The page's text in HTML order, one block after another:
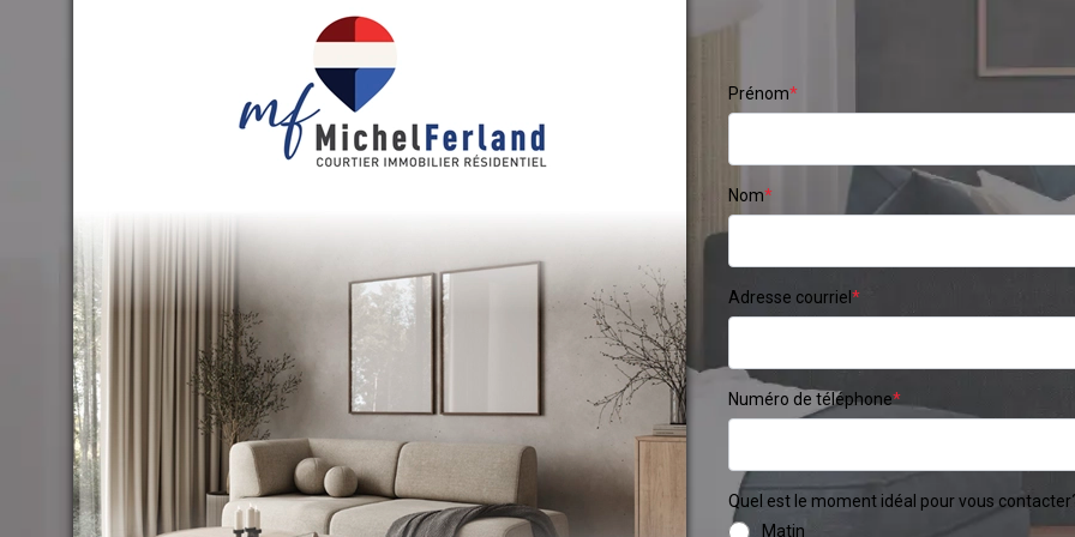
Prénom*
Nom*
Adresse courriel *
Numéro de téléphone*
Quel est le moment idéal pour vous
Matin